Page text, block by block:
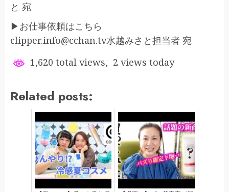
と 宛
▶︎お仕事依頼はこちら
clipper.info@cchan.tv水越みさと担当者 宛
1,620 total views, 2 views today
Related posts: